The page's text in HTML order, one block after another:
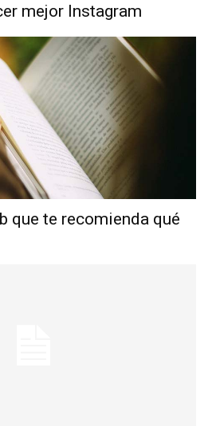
mejor Instagram
que te recomienda qué